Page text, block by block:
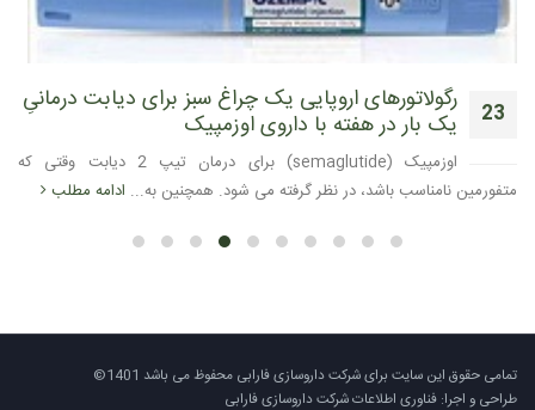
23 رگولاتورهای اروپایی یک چراغ سبز برای دیابت درمانیِ
یک بار در هفته با داروی اوزمپیک
اوزمپیک (semaglutide) برای درمان تیپ 2 دیابت وقتی که
متفورمین نامناسب باشد، در نظر گرفته می شود. همچنین به... ادامه مطلب
تمامی حقوق این سایت برای شرکت داروسازی فارابی محفوظ می باشد 1401©
طراحی و اجرا: فناوری اطلاعات شرکت داروسازی فارابی